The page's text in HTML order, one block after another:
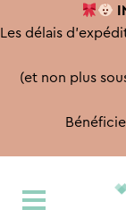
Les délais
(et non plus
à
au